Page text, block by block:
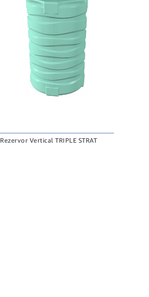
Rezervor Vertical TRIPLE STRAT